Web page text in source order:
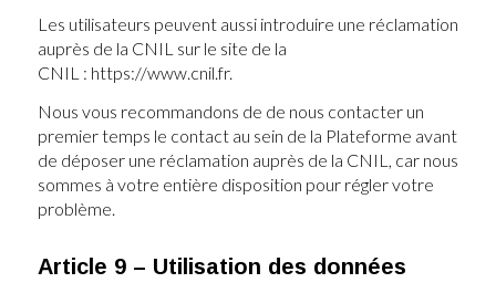
Les utilisateurs peuvent aussi introduire une réclamation
auprès de la CNIL sur le site de la
CNIL : https://www.cnil.fr.
Nous vous recommandons de de nous contacter un
premier temps le contact au sein de la Plateforme avant
de déposer une réclamation auprès de la CNIL, car nous
sommes à votre entière disposition pour régler votre
problème.
Article 9 – Utilisation des données